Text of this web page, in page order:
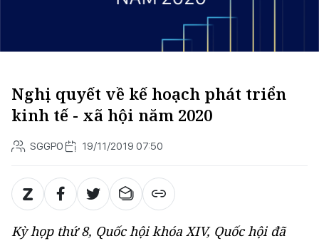
Nghị quyết về kế hoạch phát triển
kinh tế - xã hội năm 2020
SGGPO 19/11/2019 07:50
Kỳ họp thứ 8, Quốc hội khóa XIV, Quốc hội đã